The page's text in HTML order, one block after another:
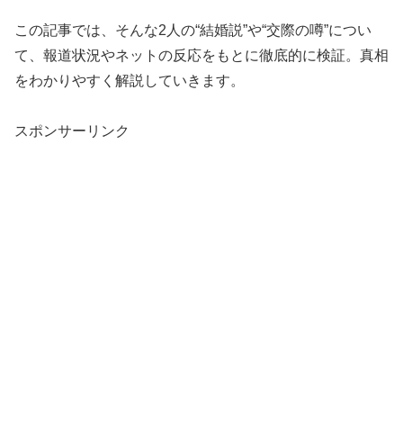
この記事では、そんな2人の“結婚説”や“交際の噂”につい
て、報道状況やネットの反応をもとに徹底的に検証。真相
をわかりやすく解説していきます。
スポンサーリンク